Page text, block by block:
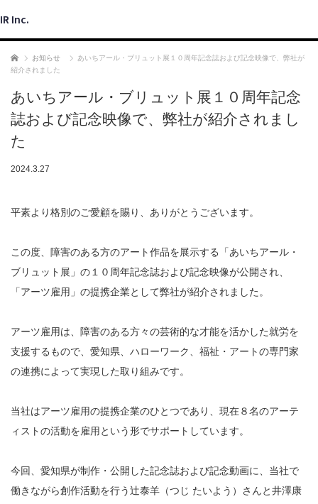
IR Inc.
ホーム お知らせ
あいちアール・ブリュット展１０周年記念誌および記念映像で、弊社が
紹介されました
あいちアール・ブリュット展１０周年記念
誌および記念映像で、弊社が紹介されまし
た
2024.3.27
平素より格別のご愛顧を賜り、ありがとうございます。
この度、障害のある方のアート作品を展示する「あいちアール・
ブリュット展」の１０周年記念誌および記念映像が公開され、
「アーツ雇用」の提携企業として弊社が紹介されました。
アーツ雇用は、障害のある方々の芸術的な才能を活かした就労を
支援するもので、愛知県、ハローワーク、福祉・アートの専門家
の連携によって実現した取り組みです。
当社はアーツ雇用の提携企業のひとつであり、現在８名のアーテ
ィストの活動を雇用という形でサポートしています。
今回、愛知県が制作・公開した記念誌および記念動画に、当社で
働きながら創作活動を行う辻泰羊（つじ たいよう）さんと井澤康